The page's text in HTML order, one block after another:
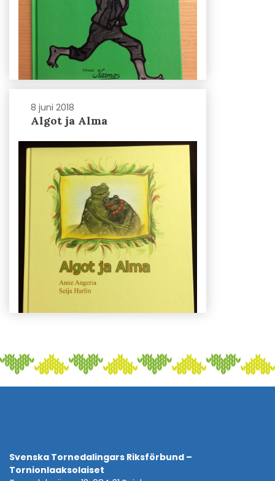
8 juni 2018
Algot ja Alma
Svenska Tornedalingars Riksförbund –
Tornionlaaksolaiset